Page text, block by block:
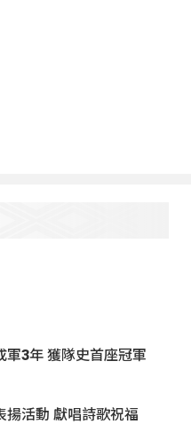
軍3年 獲隊史首座冠軍
揚活動 獻唱詩歌祝福